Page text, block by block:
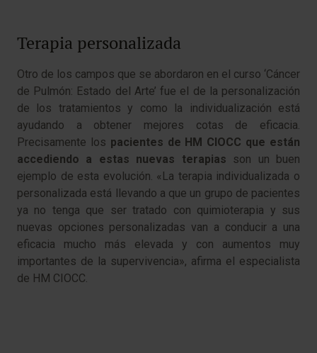
Terapia personalizada
Otro de los campos que se abordaron en el curso ‘Cáncer
de Pulmón: Estado del Arte’ fue el de la personalización
de los tratamientos y como la individualización está
ayudando a obtener mejores cotas de eficacia.
Precisamente los pacientes de HM CIOCC que están
accediendo a estas nuevas terapias son un buen
ejemplo de esta evolución. «La terapia individualizada o
personalizada está llevando a que un grupo de pacientes
ya no tenga que ser tratado con quimioterapia y sus
nuevas opciones personalizadas van a conducir a una
eficacia mucho más elevada y con aumentos muy
importantes de la supervivencia», afirma el especialista
de HM CIOCC.